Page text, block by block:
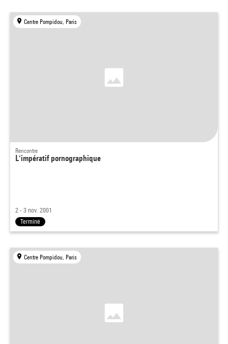
Centre Pompidou, Paris
Rencontre
L'impératif pornographique
2 - 3 nov. 2001
Terminé
Centre Pompidou, Paris